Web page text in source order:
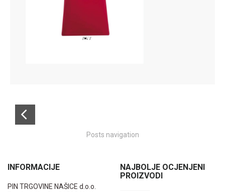
Posts navigation
INFORMACIJE
PIN TRGOVINE NAŠICE d.o.o.
NAJBOLJE OCJENJENI
PROIZVODI